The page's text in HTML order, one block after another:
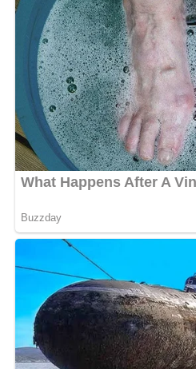
Zitronensaft
1/8 Liter Schlagsahne
2 Eßlöffel Mayonnaise
Tomatenketchup
Zubereitung
Ananas und geschälte Äpfel
schneiden und mit etwas
Nach Zugabe von
untereinanderheben und mit
abschmecken.
In Sektkelchen anrichten.
Abonniere jetzt unseren